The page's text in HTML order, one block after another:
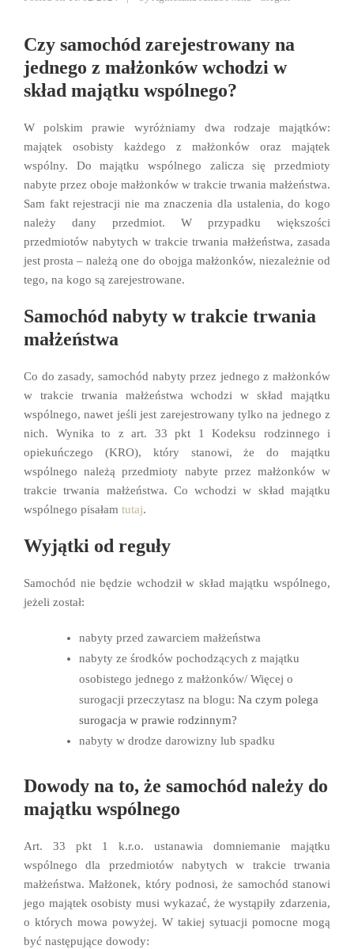
Czy samochód zarejestrowany na
jednego z małżonków wchodzi w
skład majątku wspólnego?
W polskim prawie wyróżniamy dwa rodzaje majątków:
majątek osobisty każdego z małżonków oraz majątek
wspólny. Do majątku wspólnego zalicza się przedmioty
nabyte przez oboje małżonków w trakcie trwania małżeństwa.
Sam fakt rejestracji nie ma znaczenia dla ustalenia, do kogo
należy dany przedmiot. W przypadku większości
przedmiotów nabytych w trakcie trwania małżeństwa, zasada
jest prosta – należą one do obojga małżonków, niezależnie od
tego, na kogo są zarejestrowane.
Samochód nabyty w trakcie trwania
małżeństwa
Co do zasady, samochód nabyty przez jednego z małżonków
w trakcie trwania małżeństwa wchodzi w skład majątku
wspólnego, nawet jeśli jest zarejestrowany tylko na jednego z
nich. Wynika to z art. 33 pkt 1 Kodeksu rodzinnego i
opiekuńczego (KRO), który stanowi, że do majątku
wspólnego należą przedmioty nabyte przez małżonków w
trakcie trwania małżeństwa. Co wchodzi w skład majątku
wspólnego pisałam tutaj.
Wyjątki od reguły
Samochód nie będzie wchodził w skład majątku wspólnego,
jeżeli został:
nabyty przed zawarciem małżeństwa
nabyty ze środków pochodzących z majątku
osobistego jednego z małżonków/ Więcej o
surogacji przeczytasz na blogu: Na czym polega
surogacja w prawie rodzinnym?
nabyty w drodze darowizny lub spadku
Dowody na to, że samochód należy do
majątku wspólnego
Art. 33 pkt 1 k.r.o. ustanawia domniemanie majątku
wspólnego dla przedmiotów nabytych w trakcie trwania
małżeństwa. Małżonek, który podnosi, że samochód stanowi
jego majątek osobisty musi wykazać, że wystąpiły zdarzenia,
o których mowa powyżej. W takiej sytuacji pomocne mogą
być następujące dowody: